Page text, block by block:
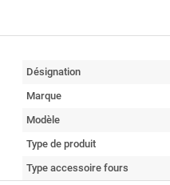
Désignation
Marque
Modèle
Type de produit
Type accessoire fours